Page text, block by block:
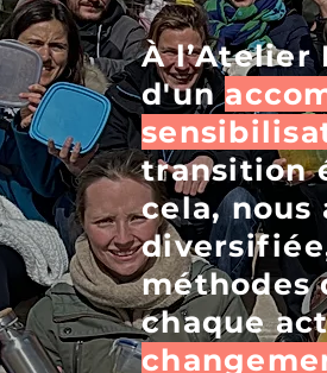
À l’Atelier
d'un
transition
cela, nous
méthodes
chaque